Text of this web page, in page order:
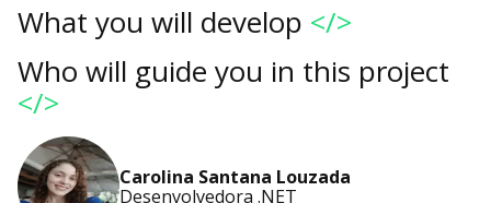
What you will develop </>
Who will guide you in this project
</>
Carolina Santana Louzada
Desenvolvedora .NET